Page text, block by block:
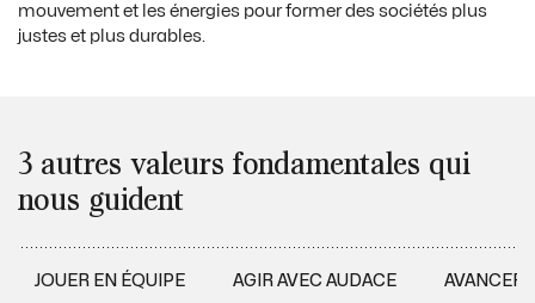
mouvement et les énergies pour former des sociétés plus
justes et plus durables.
3 autres valeurs fondamentales qui
nous guident
JOUER EN ÉQUIPE AGIR AVEC AUDACE AVANCER